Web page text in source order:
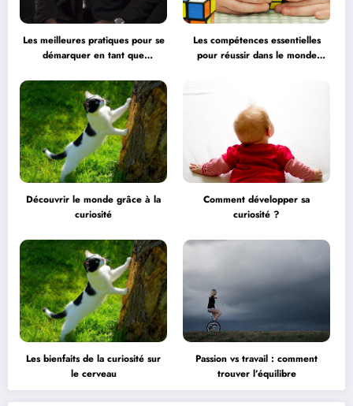
Les meilleures pratiques pour se
démarquer en tant que
Les compétences essentielles
pour réussir dans le monde
Découvrir le monde grâce à la
curiosité
Comment développer sa
curiosité ?
Les bienfaits de la curiosité sur
le cerveau
Passion vs travail : comment
trouver l’équilibre